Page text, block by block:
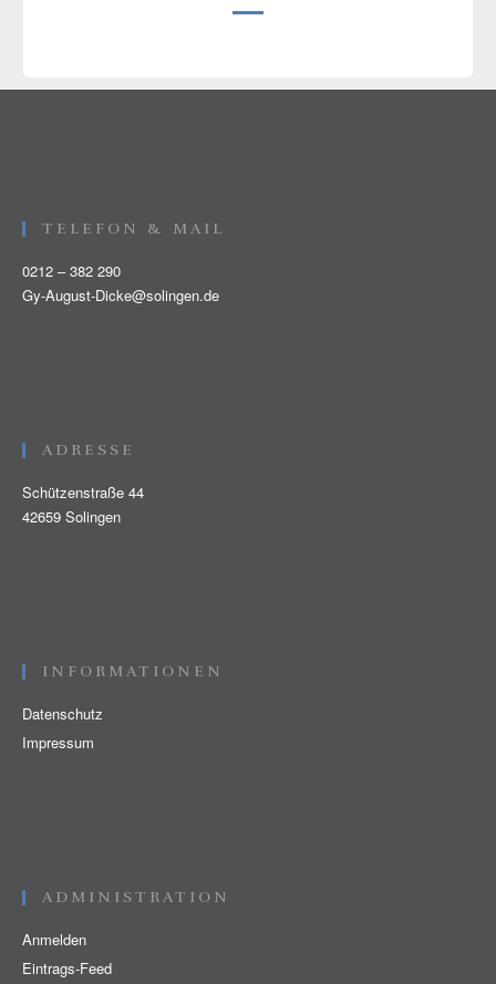
TELEFON & MAIL
0212 – 382 290
Gy-August-Dicke@solingen.de
ADRESSE
Schützenstraße 44
42659 Solingen
INFORMATIONEN
Datenschutz
Impressum
ADMINISTRATION
Anmelden
Eintrags-Feed